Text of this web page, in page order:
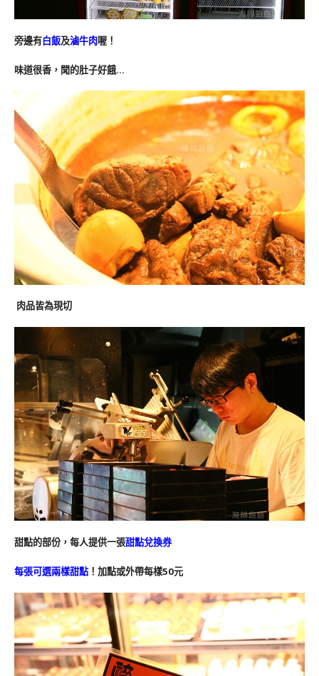
旁邊有白飯及滷牛肉喔！
味道很香，聞的肚子好餓…
肉品皆為現切
甜點的部份，每人提供一張甜點兌換券
每張可選兩樣甜點！加點或外帶每樣50元